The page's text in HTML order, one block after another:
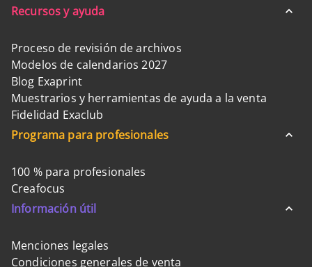
Recursos y ayuda
Proceso de revisión de archivos
Modelos de calendarios 2027
Blog Exaprint
Muestrarios y herramientas de ayuda a la venta
Fidelidad Exaclub
Programa para profesionales
100 % para profesionales
Creafocus
Información útil
Menciones legales
Condiciones generales de venta